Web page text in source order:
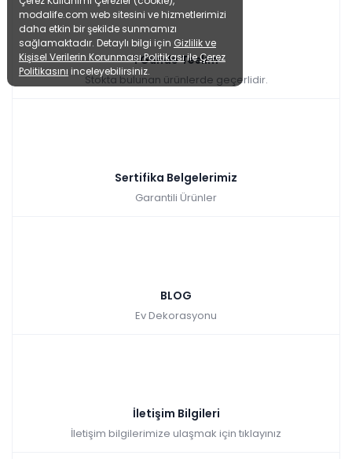
1 Günde Teslim
Stokta bulunan ürünlerde geçerlidir.
Sertifika Belgelerimiz
Garantili Ürünler
BLOG
Ev Dekorasyonu
İletişim Bilgileri
İletişim bilgilerimize ulaşmak için tıklayınız
modalife.com web sitesini ve hizmetlerimizi
daha etkin bir şekilde sunmamızı
sağlamaktadır. Detaylı bilgi için Gizlilik ve
Kişisel Verilerin Korunması PolitikasıileÇerez
Politikasını inceleyebilirsiniz.